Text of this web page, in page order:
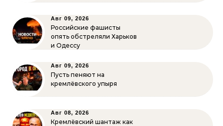
Авг 09, 2026
Российские фашисты
опять обстреляли Харьков
и Одессу
Авг 09, 2026
Пусть пеняют на
кремлёвского упыря
Авг 08, 2026
Кремлёвский шантаж как